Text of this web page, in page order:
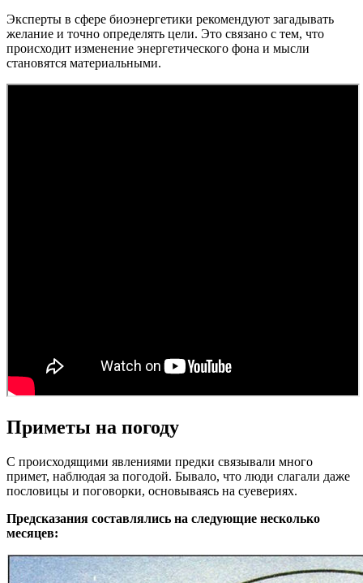
Эксперты в сфере биоэнергетики рекомендуют загадывать
желание и точно определять цели. Это связано с тем, что
происходит изменение энергетического фона и мысли
становятся материальными.
Приметы на погоду
С происходящими явлениями предки связывали много
примет, наблюдая за погодой. Бывало, что люди слагали даже
пословицы и поговорки, основываясь на суевериях.
Предсказания составлялись на следующие несколько
месяцев: